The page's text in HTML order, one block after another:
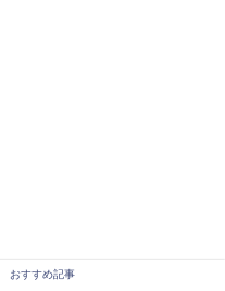
おすすめ記事